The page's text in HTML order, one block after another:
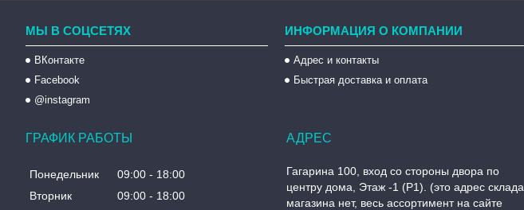
МЫ В СОЦСЕТЯХ
ВКонтакте
Facebook
@instagram
ИНФОРМАЦИЯ О КОМПАНИИ
Адрес и контакты
Быстрая доставка и оплата
ГРАФИК РАБОТЫ
Понедельник 09:00
18:00
Вторник
09:00 18:00
Гагарина 100, вход со стороны двора по
центру дома, Этаж -1 (P1). (это адрес склада,
магазина нет, весь ассортимент на сайте